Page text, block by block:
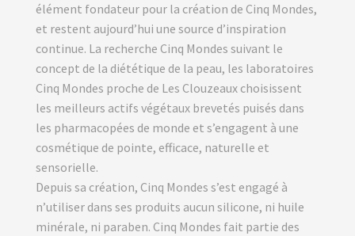
élément fondateur pour la création de Cinq Mondes,
et restent aujourd’hui une source d’inspiration
continue. La recherche Cinq Mondes suivant le
concept de la diététique de la peau, les laboratoires
Cinq Mondes proche de Les Clouzeaux choisissent
les meilleurs actifs végétaux brevetés puisés dans
les pharmacopées de monde et s’engagent à une
cosmétique de pointe, efficace, naturelle et
sensorielle.
Depuis sa création, Cinq Mondes s’est engagé à
n’utiliser dans ses produits aucun silicone, ni huile
minérale, ni paraben. Cinq Mondes fait partie des